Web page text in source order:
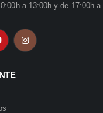
a 13:00h y de 17:00h a